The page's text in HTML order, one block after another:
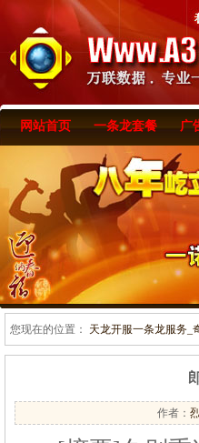
网站首页 一条龙套餐 广
您现在的位置： 天龙开服一条龙服务_
作者：